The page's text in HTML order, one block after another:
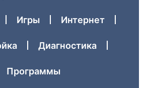
Игры Интернет
Диагностика
Программы